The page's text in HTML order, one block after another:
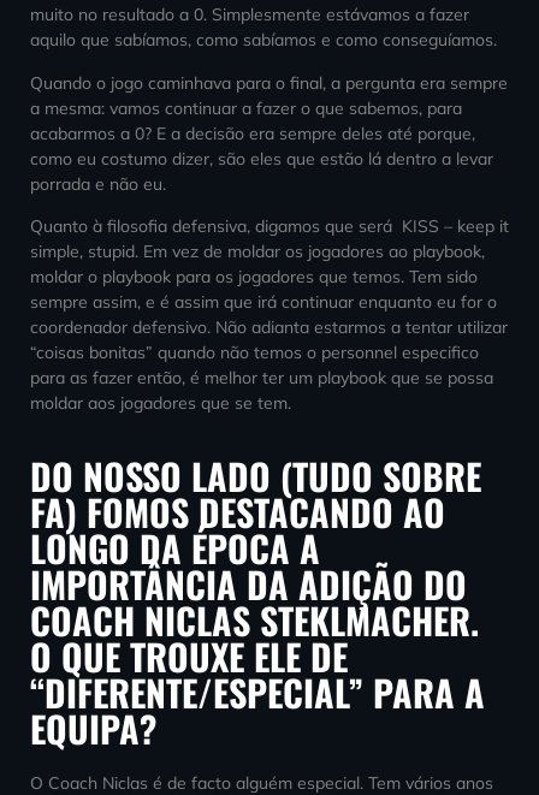
muito no resultado a 0. Simplesmente estávamos a fazer
aquilo que sabíamos, como sabíamos e como conseguíamos.
Quando o jogo caminhava para o final, a pergunta era sempre
a mesma: vamos continuar a fazer o que sabemos, para
acabarmos a 0? E a decisão era sempre deles até porque,
como eu costumo dizer, são eles que estão lá dentro a levar
porrada e não eu.
Quanto à filosofia defensiva, digamos que será KISS – keep it
simple, stupid. Em vez de moldar os jogadores ao playbook,
moldar o playbook para os jogadores que temos. Tem sido
sempre assim, e é assim que irá continuar enquanto eu for o
coordenador defensivo. Não adianta estarmos a tentar utilizar
“coisas bonitas” quando não temos o personnel especifico
para as fazer então, é melhor ter um playbook que se possa
moldar aos jogadores que se tem.
DO NOSSO LADO (TUDO SOBRE
FA) FOMOS DESTACANDO AO
LONGO DA ÉPOCA A
IMPORTÂNCIA DA ADIÇÃO DO
COACH NICLAS STEKLMACHER.
O QUE TROUXE ELE DE
“DIFERENTE/ESPECIAL” PARA A
EQUIPA?
O Coach Niclas é de facto alguém especial. Tem vários anos